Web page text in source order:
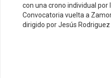
con una crono individual por
Convocatoria vuelta a
dirigido por Jesús